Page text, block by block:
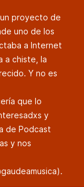
proyecto de
uno de los
a Internet
a chiste, la
Y no es
que lo
y
de Podcast
y nos
).